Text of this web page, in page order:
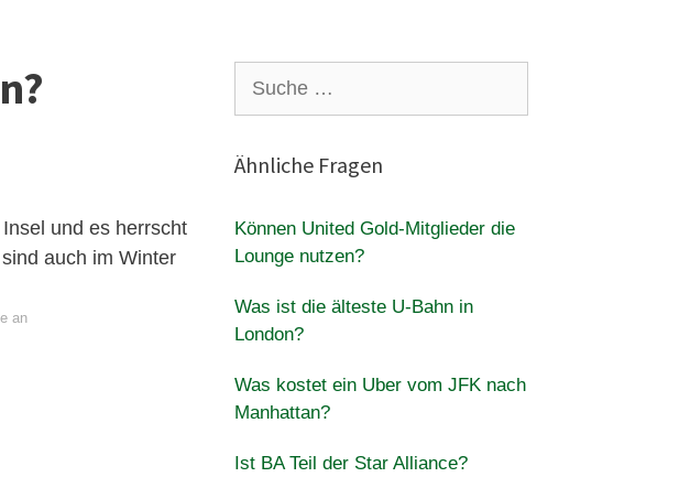
und es herrscht
auch im Winter
an
nach:
Ähnliche Fragen
Können United Gold-Mitglieder die
Lounge nutzen?
Was ist die älteste U-Bahn in
London?
Was kostet ein Uber vom JFK nach
Manhattan?
Ist BA Teil der Star Alliance?